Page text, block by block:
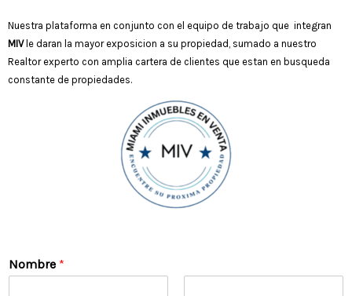
Nuestra plataforma en conjunto con el equipo de trabajo que integran
MIVle daran la mayor exposicion a su propiedad, sumado a nuestro
Realtor experto con amplia cartera de clientes que estan en busqueda
constante de propiedades.
Nombre *